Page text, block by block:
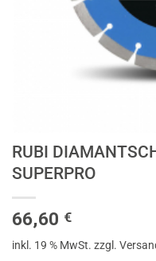
RUBI
SUPERPRO
66,60 €
inkl. 19 % MwSt. zzgl.